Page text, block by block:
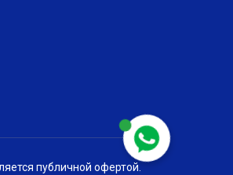
публичной офертой.